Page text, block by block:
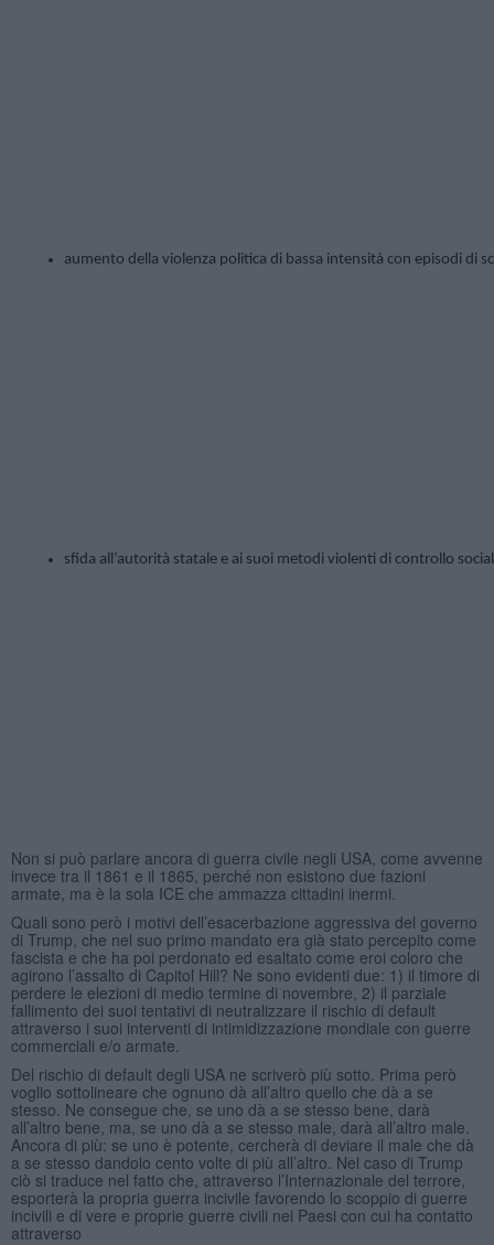
aumento della violenza politica di bassa intensità con episodi di
sfida all’autorità statale e ai suoi metodi violenti di controllo
Non si può parlare ancora di guerra civile negli USA, come avvenne
invece tra il 1861 e il 1865, perché non esistono due fazioni
armate, ma è la sola ICE che ammazza cittadini inermi.
Quali sono però i motivi dell’esacerbazione aggressiva del governo
di Trump, che nel suo primo mandato era già stato percepito come
fascista e che ha poi perdonato ed esaltato come eroi coloro che
agirono l’assalto di Capitol Hill? Ne sono evidenti due: 1) il timore di
perdere le elezioni di medio termine di novembre, 2) il parziale
fallimento dei suoi tentativi di neutralizzare il rischio di default
attraverso i suoi interventi di intimidizzazione mondiale con guerre
commerciali e/o armate.
Del rischio di default degli USA ne scriverò più sotto. Prima però
voglio sottolineare che ognuno dà all’altro quello che dà a se
stesso. Ne consegue che, se uno dà a se stesso bene, darà
all’altro bene, ma, se uno dà a se stesso male, darà all’altro male.
Ancora di più: se uno è potente, cercherà di deviare il male che dà
a se stesso dandolo cento volte di più all’altro. Nel caso di Trump
ciò si traduce nel fatto che, attraverso l’Internazionale del terrore,
esporterà la propria guerra incivile favorendo lo scoppio di guerre
incivili e di vere e proprie guerre civili nei Paesi con cui ha contatto
attraverso